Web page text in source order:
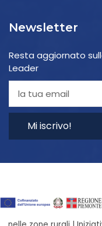
Newsletter
Resta aggiornato
Leader
Mi iscrivo!